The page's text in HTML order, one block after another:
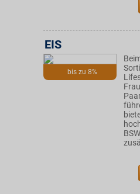
bis zu 8%
EIS